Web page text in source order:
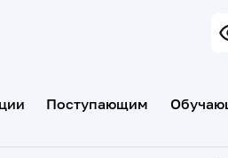
Поступающим